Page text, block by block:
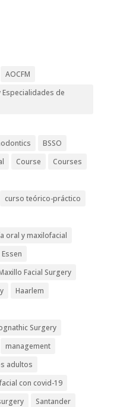
AOCFM
de
BSSO
Course
Courses
curso teórico-práctico
oral y maxilofacial
Essen
Facial Surgery
Haarlem
Surgery
management
adultos
con covid-19
Santander